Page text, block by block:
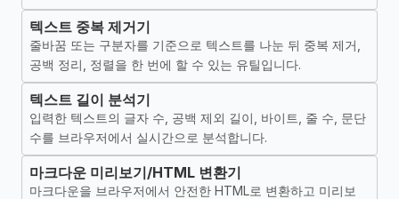
텍스트 중복 제거기
줄바꿈 또는 구분자를 기준으로 텍스트를 나눈 뒤 중복 제거,
공백 정리, 정렬을 한 번에 할 수 있는 유틸입니다.
텍스트 길이 분석기
입력한 텍스트의 글자 수, 공백 제외 길이, 바이트, 줄 수, 문단
수를 브라우저에서 실시간으로 분석합니다.
마크다운 미리보기/HTML 변환기
마크다운을 브라우저에서 안전한 HTML로 변환하고 미리보